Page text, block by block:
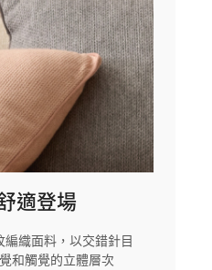
適登場
織面料，以交錯針目
和觸覺的立體層次